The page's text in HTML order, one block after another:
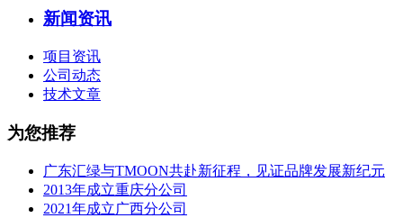
新闻资讯
项目资讯
公司动态
技术文章
为您推荐
广东汇绿与TMOON共赴新征程，见证品牌发展新纪元
2013年成立重庆分公司
2021年成立广西分公司